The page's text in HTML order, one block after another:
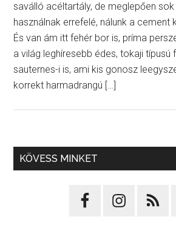
saválló acéltartály, de meglepően
használnak errefelé, nálunk a cement
És van ám itt fehér bor is, príma
a világ leghíresebb édes, tokaji típusú
sauternes-i is, ami kis gonosz
korrekt harmadrangú […]
KÖVESS MINKET